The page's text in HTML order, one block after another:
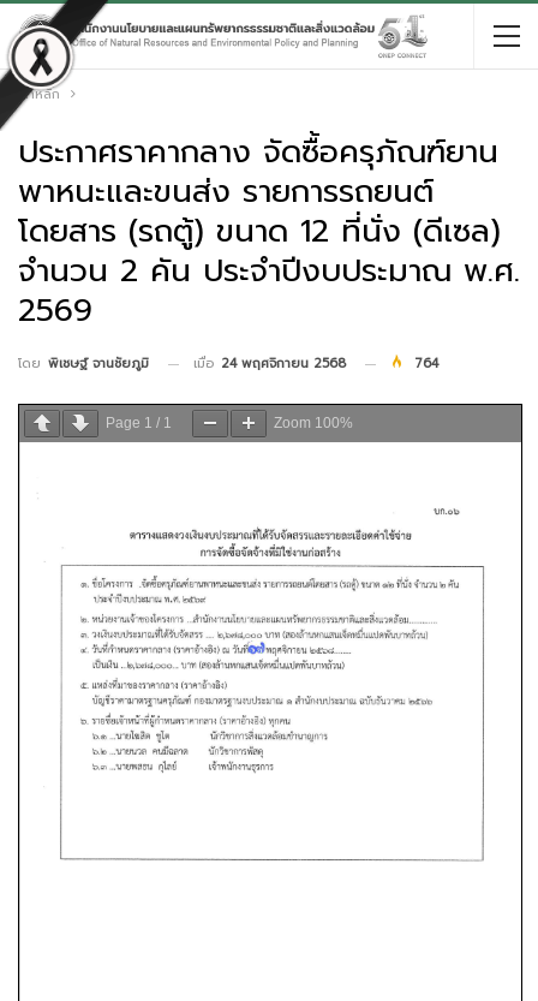
หน้าหลัก
ประกาศราคากลาง จัดซื้อครุภัณฑ์ยาน
พาหนะและขนส่ง รายการรถยนต์
โดยสาร (รถตู้) ขนาด 12 ที่นั่ง (ดีเซล)
จำนวน 2 คัน ประจำปีงบประมาณ พ.ศ.
2569
โดย พิเชษฐ์ จานชัยภูมิ เมื่อ 24 พฤศจิกายน 2568 764
Page 1 / 1 Zoom 100%